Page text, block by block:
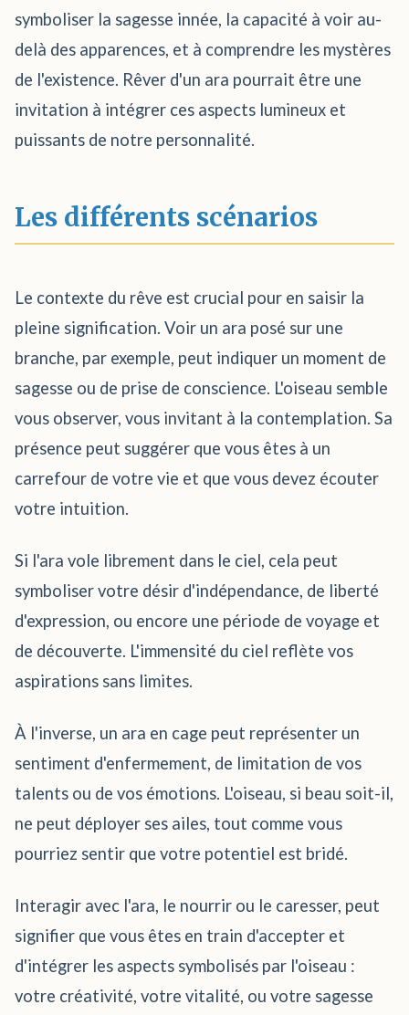
symboliser la sagesse innée, la capacité à voir au-
delà des apparences, et à comprendre les mystères
de l'existence. Rêver d'un ara pourrait être une
invitation à intégrer ces aspects lumineux et
puissants de notre personnalité.
Les différents scénarios
Le contexte du rêve est crucial pour en saisir la
pleine signification. Voir un ara posé sur une
branche, par exemple, peut indiquer un moment de
sagesse ou de prise de conscience. L'oiseau semble
vous observer, vous invitant à la contemplation. Sa
présence peut suggérer que vous êtes à un
carrefour de votre vie et que vous devez écouter
votre intuition.
Si l'ara vole librement dans le ciel, cela peut
symboliser votre désir d'indépendance, de liberté
d'expression, ou encore une période de voyage et
de découverte. L'immensité du ciel reflète vos
aspirations sans limites.
À l'inverse, un ara en cage peut représenter un
sentiment d'enfermement, de limitation de vos
talents ou de vos émotions. L'oiseau, si beau soit-il,
ne peut déployer ses ailes, tout comme vous
pourriez sentir que votre potentiel est bridé.
Interagir avec l'ara, le nourrir ou le caresser, peut
signifier que vous êtes en train d'accepter et
d'intégrer les aspects symbolisés par l'oiseau :
votre créativité, votre vitalité, ou votre sagesse